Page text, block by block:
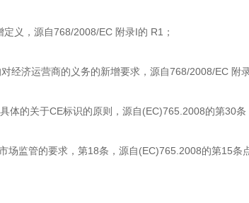
义，源自768/2008/EC 附录I的 R1；
经济运营商的义务的新增要求，源自768/2008/EC 附
体的关于CE标识的原则，源自(EC)765.2008的第30条
场监管的要求，第18条，源自(EC)765.2008的第15